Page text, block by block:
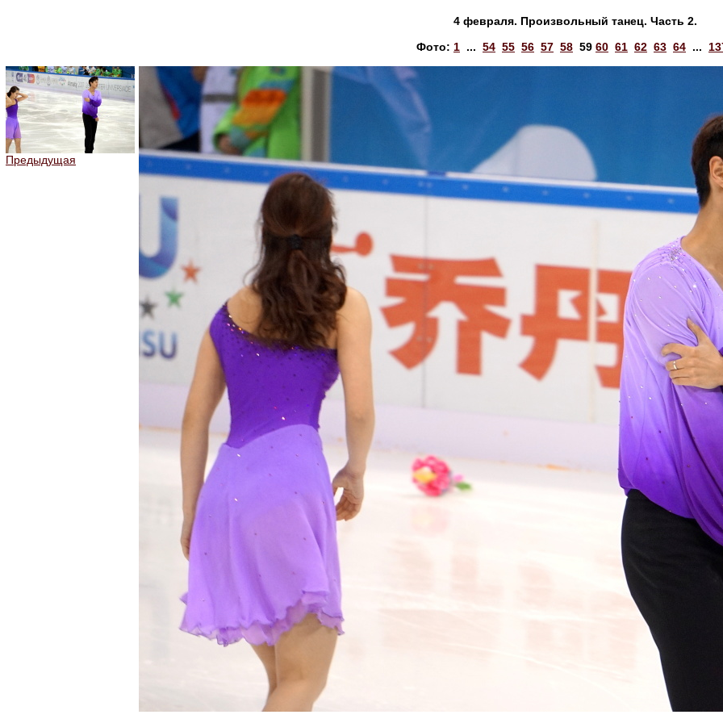
4 февраля. Произвольный танец. Часть 2.
Фото: 1 ... 54 55 56 57 58 59 60 61 62 63 64 ...
Предыдущая